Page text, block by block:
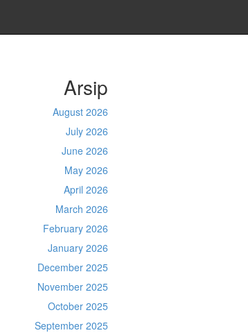
Arsip
August 2026
July 2026
June 2026
May 2026
April 2026
March 2026
February 2026
January 2026
December 2025
November 2025
October 2025
September 2025